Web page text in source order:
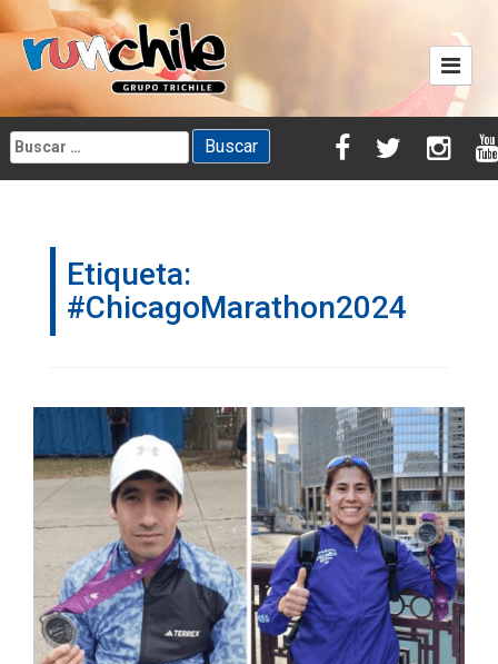
Skip
to
content
Buscar:
Etiqueta:
#ChicagoMarathon2024